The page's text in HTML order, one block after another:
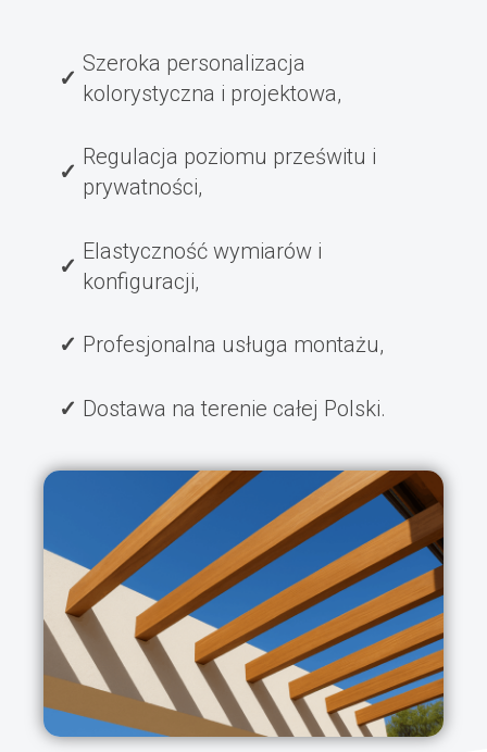
Szeroka personalizacja
kolorystyczna i projektowa,
Regulacja poziomu prześwitu i
prywatności,
Elastyczność wymiarów i
konfiguracji,
Profesjonalna usługa montażu,
Dostawa na terenie całej Polski.